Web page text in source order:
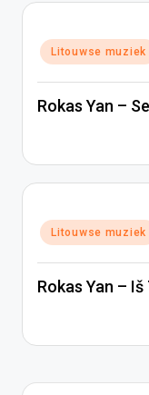
Geplaatst
in
Litouwse muziek
Rokas Yan –
Geplaatst
in
Litouwse muziek
Rokas Yan – Iš